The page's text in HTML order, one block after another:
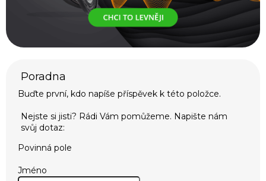
Buďte první, kdo napíše příspěvek k této položce.
Povinná pole
Jméno